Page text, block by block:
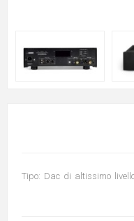
Tipo: Dac di altissimo